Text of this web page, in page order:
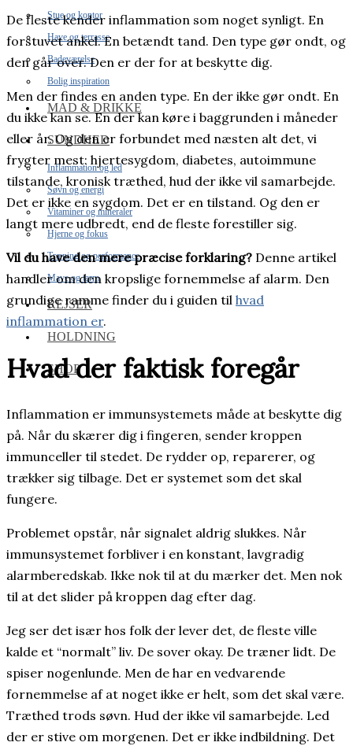
Stue og kontor
Have og terrasse
Badeværelse
Bolig inspiration
MAD & DRIKKE
SUNDHED
Inflammation og led
Søvn og energi
Vitaminer og mineraler
Hjerne og fokus
Træning og performance
Mave og tarm
REJSER
HOLDNING
SHOP
De fleste kender inflammation som noget synligt. En
forstuvet ankel. En betændt tand. Den type gør ondt, og
den går over. Den er der for at beskytte dig.
Men der findes en anden type. En der ikke gør ondt. En
du ikke kan se. En der kan køre i baggrunden i måneder
eller år. Og den er forbundet med næsten alt det, vi
frygter mest: hjertesygdom, diabetes, autoimmune
tilstande, kronisk træthed, hud der ikke vil samarbejde.
Det er ikke en sygdom. Det er en tilstand. Og den er
langt mere udbredt, end de fleste forestiller sig.
Vil du have den mere præcise forklaring? Denne artikel
handler om den kropslige fornemmelse af alarm. Den
grundige ramme finder du i guiden til hvad
inflammation er.
Hvad der faktisk foregår
Inflammation er immunsystemets måde at beskytte dig
på. Når du skærer dig i fingeren, sender kroppen
immunceller til stedet. De rydder op, reparerer, og
trækker sig tilbage. Det er systemet som det skal
fungere.
Problemet opstår, når signalet aldrig slukkes. Når
immunsystemet forbliver i en konstant, lavgradig
alarmberedskab. Ikke nok til at du mærker det. Men nok
til at det slider på kroppen dag efter dag.
Jeg ser det især hos folk der lever det, de fleste ville
kalde et “normalt” liv. De sover okay. De træner lidt. De
spiser nogenlunde. Men de har en vedvarende
fornemmelse af at noget ikke er helt, som det skal være.
Træthed trods søvn. Hud der ikke vil samarbejde. Led
der er stive om morgenen. Det er ikke indbildning. Det